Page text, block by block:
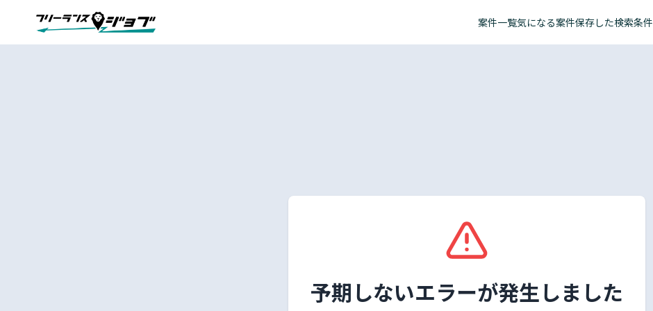
案件一覧気になる案件保存した検索条件
予期しないエラーが発生しました